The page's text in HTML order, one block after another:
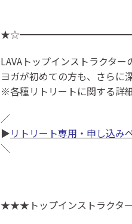
LAVAトップインストラクタ
ヨガが初めての方も、さらに
※各種リトリートに関する詳
／
▶リトリート専用・申し込み
＼
★★★トップインストラクタ